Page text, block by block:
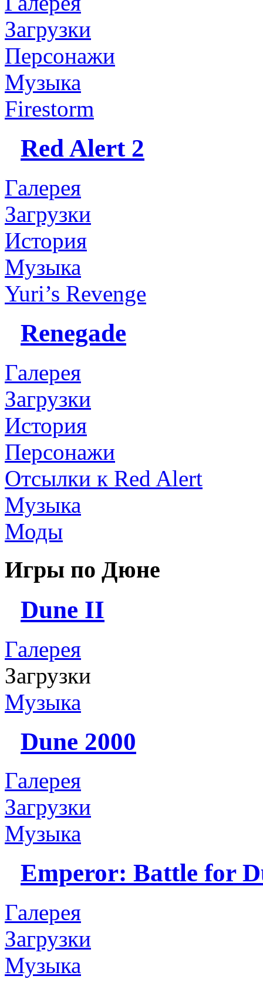
Загрузки
Персонажи
Музыка
Firestorm
Red Alert 2
Галерея
Загрузки
История
Музыка
Yuri’s Revenge
Renegade
Галерея
Загрузки
История
Персонажи
Отсылки к Red Alert
Музыка
Моды
Игры по Дюне
Dune II
Галерея
Загрузки
Музыка
Dune 2000
Галерея
Загрузки
Музыка
Emperor: Battle for
Галерея
Загрузки
Музыка